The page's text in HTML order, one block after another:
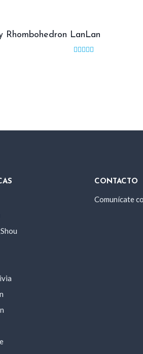
Rhombohedron LanLan
CONTACTO
Comunícate